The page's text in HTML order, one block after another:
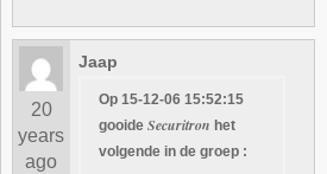
20
years
ago
Jaap
Op 15-12-06 15:52:15
gooideSecuritron het
volgende in de groep :